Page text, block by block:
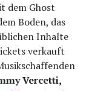
dem Ghost
Boden, das
Inhalte
verkauft
Vercetti,